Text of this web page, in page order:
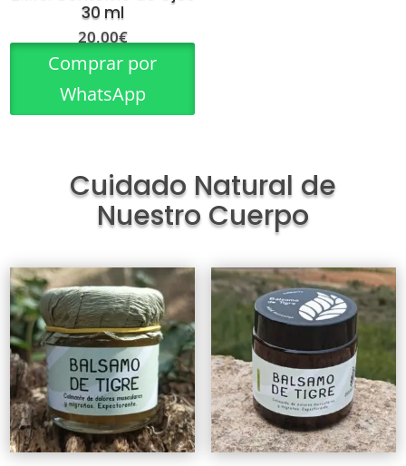
30 ml
20,00€
Comprar por
WhatsApp
Cuidado Natural de
Nuestro Cuerpo